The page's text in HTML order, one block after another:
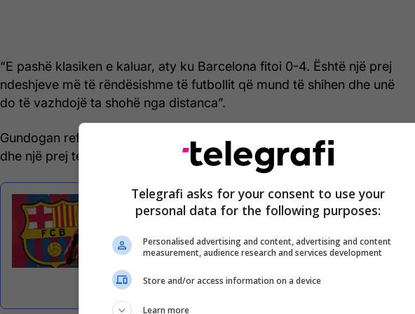
“E pashë klasiken e kaluar, aty ku Barcelona fitoi 0-4. Është një prej
ndeshjeve më të rëndësishme të futbollit që mund të shihen dhe unë
do të vazhdojë ta shohë nga distanca”.
Gundogan reflektoi për kohën e tij tek Barcelona gjatë intervistës
dhe një prej temave që përmendi ishte një lojtar nga La Masia.
Tri arsyet pse Barcelona
dëshiron të nënshkruajë
Telegrafi asks for your consent to use your
personal data for the following purposes:
Personalised advertising and content, advertising and content
measurement, audience research and services development
Store and/or access information on a device
Learn more